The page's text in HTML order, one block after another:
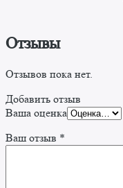
Отзывы
Отзывов пока нет.
Добавить отзыв
Ваша оценка
Ваш отзыв *